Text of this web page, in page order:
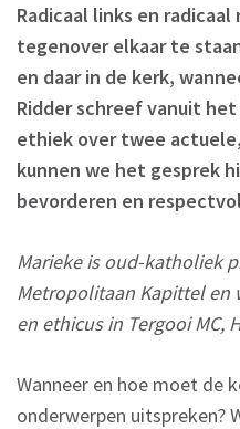
Radicaal links en
tegenover elkaar te
en daar in de kerk,
Ridder schreef vanuit
ethiek over twee
kunnen we het gesprek
bevorderen en
Marieke is oud-katholiek
Metropolitaan Kapittel en
en ethicus in Tergooi MC,
Wanneer en hoe moet de
onderwerpen uitspreken?